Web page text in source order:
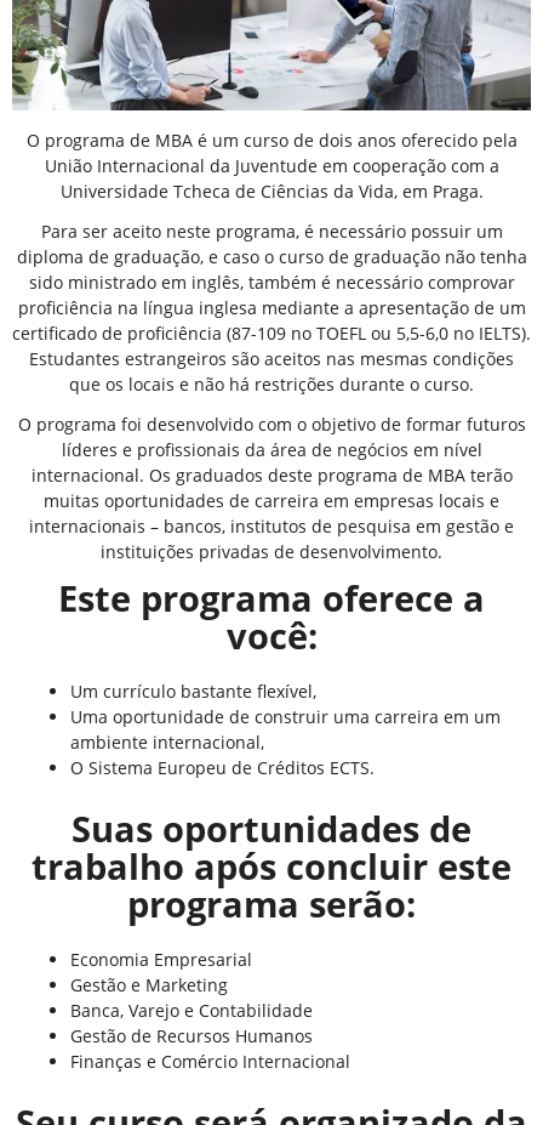
O programa de MBA é um curso de dois anos oferecido pela
União Internacional da Juventude em cooperação com a
Universidade Tcheca de Ciências da Vida, em Praga.
Para ser aceito neste programa, é necessário possuir um
diploma de graduação, e caso o curso de graduação não tenha
sido ministrado em inglês, também é necessário comprovar
proficiência na língua inglesa mediante a apresentação de um
certificado de proficiência (87-109 no TOEFL ou 5,5-6,0 no IELTS).
Estudantes estrangeiros são aceitos nas mesmas condições
que os locais e não há restrições durante o curso.
O programa foi desenvolvido com o objetivo de formar futuros
líderes e profissionais da área de negócios em nível
internacional. Os graduados deste programa de MBA terão
muitas oportunidades de carreira em empresas locais e
internacionais – bancos, institutos de pesquisa em gestão e
instituições privadas de desenvolvimento.
Este programa oferece a
você:
Um currículo bastante flexível,
Uma oportunidade de construir uma carreira em um
ambiente internacional,
O Sistema Europeu de Créditos ECTS.
Suas oportunidades de
trabalho após concluir este
programa serão:
Economia Empresarial
Gestão e Marketing
Banca, Varejo e Contabilidade
Gestão de Recursos Humanos
Finanças e Comércio Internacional